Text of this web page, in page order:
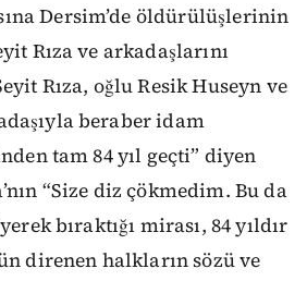
Dersim’de öldürülüşlerinin
Rıza ve arkadaşlarını
Rıza, oğlu Resik Huseyn ve
beraber idam
tam 84 yıl geçti” diyen
“Size diz çökmedim. Bu da
bıraktığı mirası, 84 yıldır
direnen halkların sözü ve